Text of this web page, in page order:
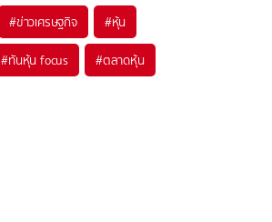
#ข่าวเศรษฐกิจ #หุ้น
#ทันหุ้น focus #ตลาดหุ้น